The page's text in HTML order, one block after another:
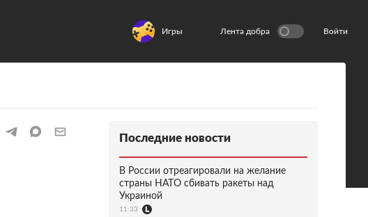
Игры Лента добра Войти
Последние новости
В России отреагировали на желание
страны НАТО сбивать ракеты над
Украиной
11:33